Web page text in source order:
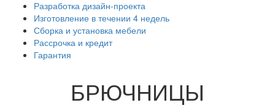
Разработка дизайн-проекта
Изготовление в течении 4 недель
Сборка и установка мебели
Рассрочка и кредит
Гарантия
БРЮЧНИЦЫ